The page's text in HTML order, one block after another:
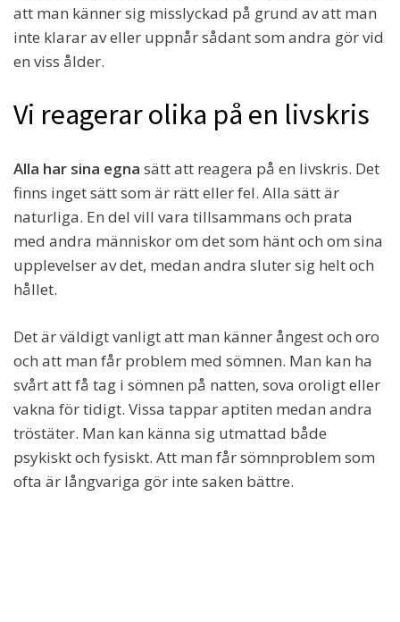
att man känner sig misslyckad på grund av att man
inte klarar av eller uppnår sådant som andra gör vid
en viss ålder.
Vi reagerar olika på en livskris
Alla har sina egna sätt att reagera på en livskris. Det
finns inget sätt som är rätt eller fel. Alla sätt är
naturliga. En del vill vara tillsammans och prata
med andra människor om det som hänt och om sina
upplevelser av det, medan andra sluter sig helt och
hållet.
Det är väldigt vanligt att man känner ångest och oro
och att man får problem med sömnen. Man kan ha
svårt att få tag i sömnen på natten, sova oroligt eller
vakna för tidigt. Vissa tappar aptiten medan andra
tröstäter. Man kan känna sig utmattad både
psykiskt och fysiskt. Att man får sömnproblem som
ofta är långvariga gör inte saken bättre.